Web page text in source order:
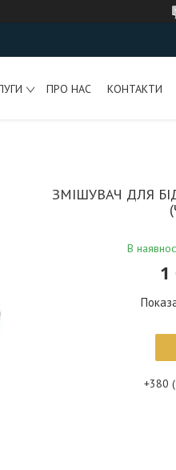
ПРО НАС КОНТАКТИ
ЗМІШУВАЧ ДЛЯ
В
1
+380